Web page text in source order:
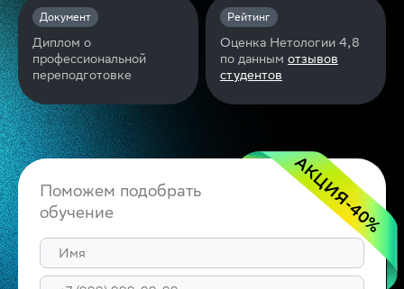
Документ
Диплом о
профессиональной
переподготовке
Рейтинг
Оценка Нетологии 4,8
по данным отзывов
студентов
АКЦИЯ
-40
%
Поможем подобрать
обучение